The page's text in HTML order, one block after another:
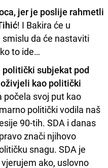
jer je poslije rahmetli
! I Bakira će u
da će nastaviti
to ide…
politički subjekat pod
kao politički
počela svoj put kao
politički vodila naš
90-tih. SDA i danas
znači njihovo
snagu. SDA je
ako, uslovno